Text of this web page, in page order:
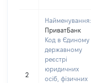
2
Найменування:
ПриватБанк
Код в Єдиному
державному
реєстрі
юридичних
осіб, фізичних